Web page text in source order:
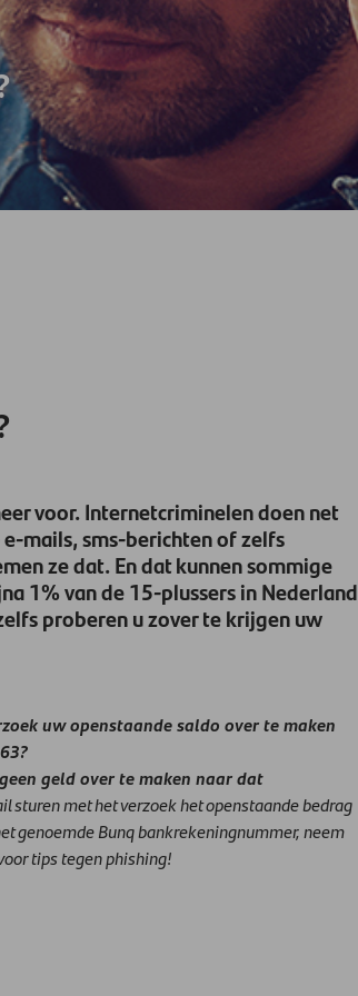
voor. Internetcriminelen doen net
mails, sms-berichten of zelfs
ze dat. En dat kunnen sommige
1% van de 15-plussers in Nederland
proberen u zover te krijgen uw
uw openstaande saldo over te maken
geld over te maken naar dat
sturen met het verzoek het openstaande bedrag
genoemde Bunq bankrekeningnummer, neem
tips tegen phishing!